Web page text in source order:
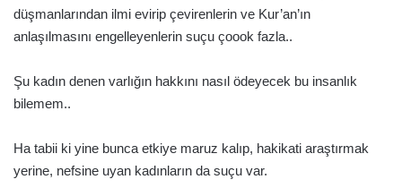
düşmanlarından ilmi evirip çevirenlerin ve Kur’an’ın
anlaşılmasını engelleyenlerin suçu çoook fazla..
Şu kadın denen varlığın hakkını nasıl ödeyecek bu insanlık
bilemem..
Ha tabii ki yine bunca etkiye maruz kalıp, hakikati araştırmak
yerine, nefsine uyan kadınların da suçu var.